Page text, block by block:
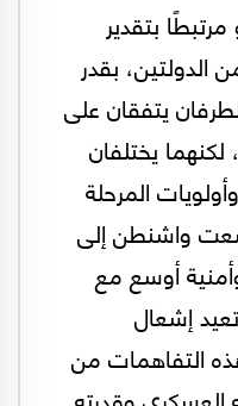
بتقدير
الدولتين، بقدر
يتفقان على
لكنهما يختلفان
المرحلة
واشنطن إلى
أوسع مع
إشعال
التفاهمات من